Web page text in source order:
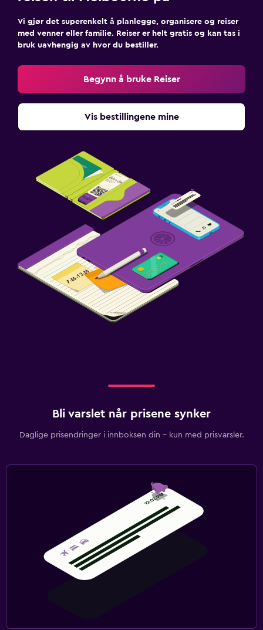
Vi gjør det superenkelt å planlegge, organisere og reiser
med venner eller familie. Reiser er helt gratis og kan tas i
bruk uavhengig av hvor du bestiller.
Begynn å bruke Reiser
Vis bestillingene mine
Bli varslet når prisene synker
Daglige prisendringer i innboksen din – kun med prisvarsler.